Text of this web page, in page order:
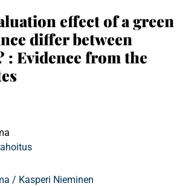
effect of a green
differ between
: Evidence from the
/ Kasperi Nieminen